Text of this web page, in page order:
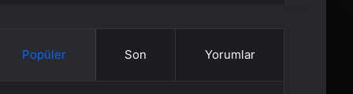
Popüler Son Yorumlar